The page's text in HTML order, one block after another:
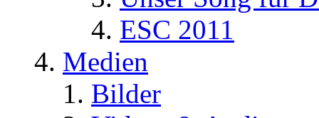
ESC 2011
Medien
Bilder